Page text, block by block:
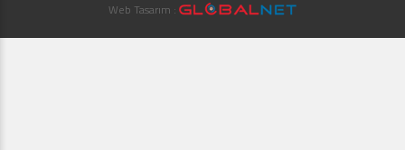
Web Tasarım :